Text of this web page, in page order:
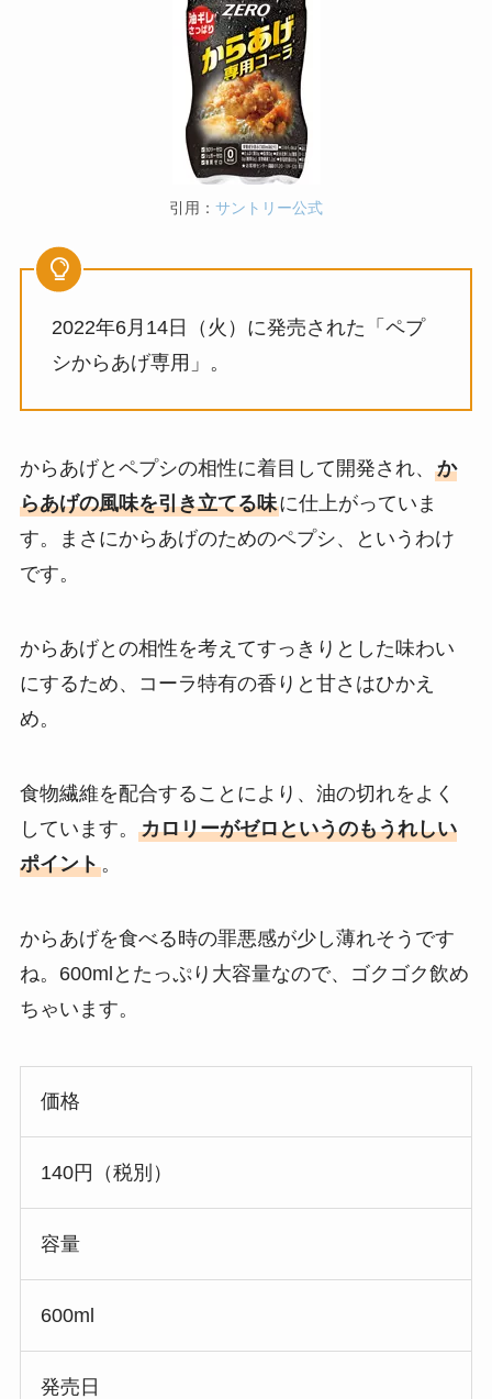
引用： サントリー公式
2022年6月14日（火）に発売された「ペプ
シからあげ専用」。
からあげとペプシの相性に着目して開発され、 か
らあげの風味を引き立てる味に仕上がっていま
す。まさにからあげのためのペプシ、というわけ
です。
からあげとの相性を考えてすっきりとした味わい
にするため、コーラ特有の香りと甘さはひかえ
め。
食物繊維を配合することにより、油の切れをよく
しています。 カロリーがゼロというのもうれしい
ポイント。
からあげを食べる時の罪悪感が少し薄れそうです
ね。600mlとたっぷり大容量なので、ゴクゴク飲め
ちゃいます。
価格
140円（税別）
容量
600ml
発売日